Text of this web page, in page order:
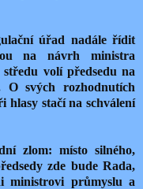
úřad nadále řídit
na návrh ministra
volí předsedu na
svých rozhodnutích
hlasy stačí na schválení
zlom: místo silného,
zde bude Rada,
ministrovi průmyslu a